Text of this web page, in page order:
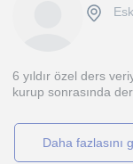
6 yıldır özel ders
kurup sonrasında
daha fazlasını